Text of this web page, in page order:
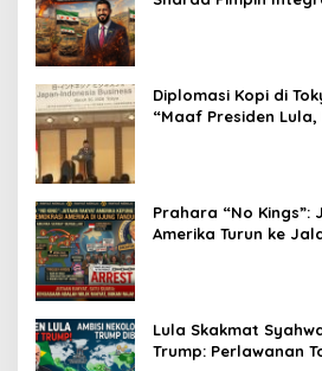
Diplomasi Kopi di
“Maaf Presiden
Prahara “No Kings”:
Amerika Turun ke
Lula Skakmat
Trump: Perlawanan